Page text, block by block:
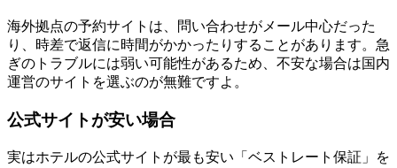
海外拠点の予約サイトは、問い合わせがメール中心だった
り、時差で返信に時間がかかったりすることがあります。急
ぎのトラブルには弱い可能性があるため、不安な場合は国内
運営のサイトを選ぶのが無難ですよ。
公式サイトが安い場合
実はホテルの公式サイトが最も安い「ベストレート保証」を